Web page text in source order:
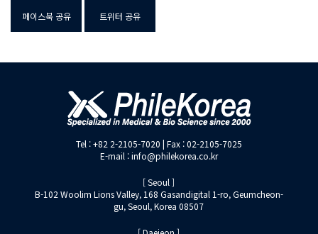
페이스북 공유 트위터 공유
Tel : +82 2-2105-7020 | Fax : 02-2105-7025
E-mail : info@philekorea.co.kr
[ Seoul ]
B-102 Woolim Lions Valley, 168 Gasandigital 1-ro, Geumcheon-
gu, Seoul, Korea 08507